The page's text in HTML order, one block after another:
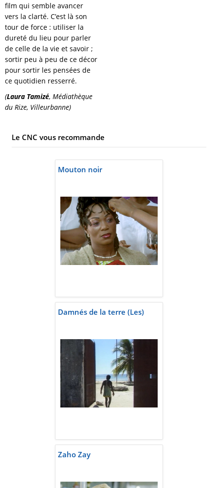
film qui semble avancer
vers la clarté. C’est là son
tour de force : utiliser la
dureté du lieu pour parler
de celle de la vie et savoir ;
sortir peu à peu de ce décor
pour sortir les pensées de
ce quotidien resserré.
(Laura Tamizé, Médiathèque
du Rize, Villeurbanne)
Le CNC vous recommande
Mouton noir
Damnés de la terre (Les)
Zaho Zay